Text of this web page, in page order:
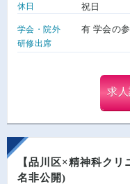
休日 祝日
学会・院外
研修出席
有 学会の
求
【品川区×精神科ク
名非公開)